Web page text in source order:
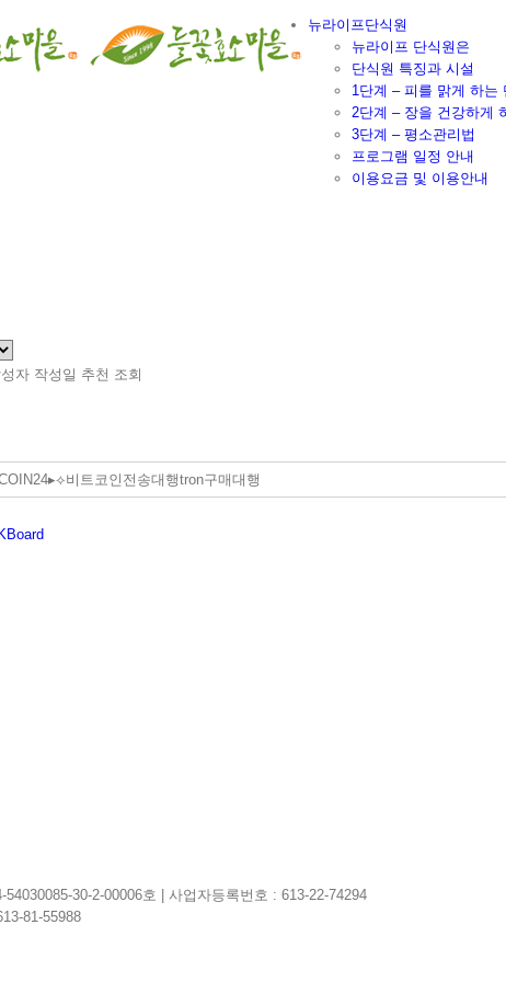
뉴라이프단식원
뉴라이프 단식원은
단식원 특징과 시설
1단계 – 피를 맑게 하는
2단계 – 장을 건강하게
3단계 – 평소관리법
프로그램 일정 안내
이용요금 및 이용안내
자 작성일 추천 조회
30-2-00006호 | 사업자등록번호 : 613-22-74294
81-55988